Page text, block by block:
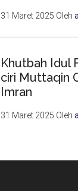
31 Maret 2025 Oleh
Khutbah Idul
ciri Muttaqin
Imran
31 Maret 2025 Oleh